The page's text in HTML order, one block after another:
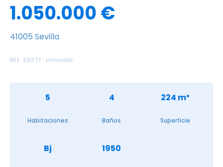
1.050.000 €
41005 Sevilla
REF. 26377 · Inmovilla
5
Habitaciones
4
Baños
224 m²
Superficie
Bj 1950